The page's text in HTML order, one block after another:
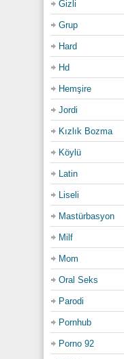
Gizli
Grup
Hard
Hd
Hemşire
Jordi
Kızlık Bozma
Köylü
Latin
Liseli
Mastürbasyon
Milf
Mom
Oral Seks
Parodi
Pornhub
Porno 92